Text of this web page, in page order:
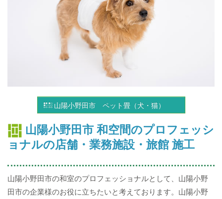
山陽小野田市 ペット畳（犬・猫）
山陽小野田市 和空間のプロフェッシ
ョナルの店舗・業務施設・旅館 施工
山陽小野田市の和室のプロフェッショナルとして、山陽小野
田市の企業様のお役に立ちたいと考えております。山陽小野